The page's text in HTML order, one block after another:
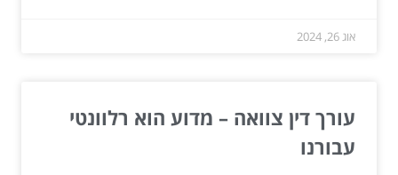
אוג 26, 2024
עורך דין צוואה – מדוע הוא רלוונטי
עבורנו